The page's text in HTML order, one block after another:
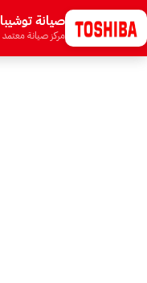
صيانة توشيبا
مركز صيانة معتمد